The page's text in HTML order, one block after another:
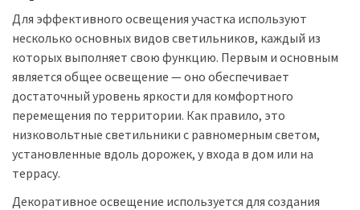
Для эффективного освещения участка используют
несколько основных видов светильников, каждый из
которых выполняет свою функцию. Первым и основным
является общее освещение — оно обеспечивает
достаточный уровень яркости для комфортного
перемещения по территории. Как правило, это
низковольтные светильники с равномерным светом,
установленные вдоль дорожек, у входа в дом или на
террасу.
Декоративное освещение используется для создания